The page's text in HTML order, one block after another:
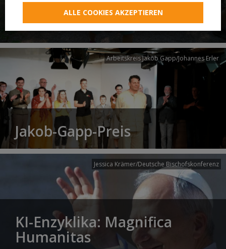
Neuer Pilgerweg Via
Laudato si’
Arbeitskreis Jakob Gapp/Johannes Erler
Jakob-Gapp-Preis
Jessica Krämer/Deutsche Bischofskonferenz
KI-Enzyklika: Magnifica
Humanitas
ALLE COOKIES AKZEPTIEREN